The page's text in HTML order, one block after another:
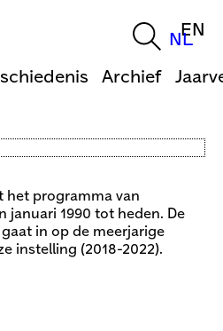
NL
EN
Archief
het programma van
januari 1990 tot heden. De
in op de meerjarige
instelling (2018-2022).